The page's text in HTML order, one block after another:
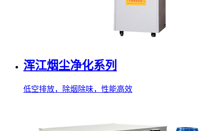
浑江烟尘净化系列
低空排放，除烟除味，性能高效